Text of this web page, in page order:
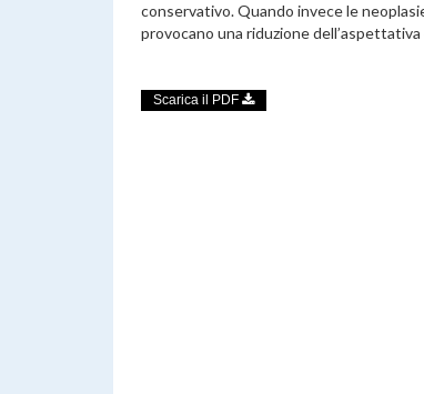
conservativo. Quando invece le
provocano una riduzione
Scarica il PDF